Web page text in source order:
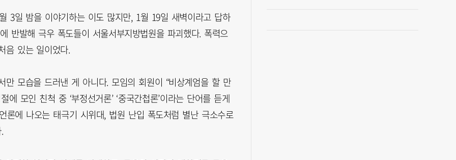
3일 밤을 이야기하는 이도 많지만, 1월 19일 새벽이라고 답하
반발해 극우 폭도들이 서울서부지방법원을 파괴했다. 폭력으
음 있는 일이었다.
모습을 드러낸 게 아니다. 모임의 회원이 “비상계엄을 할 만
모인 친척 중 ‘부정선거론’ ‘중국간첩론’이라는 단어를 듣게
론에 나오는 태극기 시위대, 법원 난입 폭도처럼 별난 극소수로